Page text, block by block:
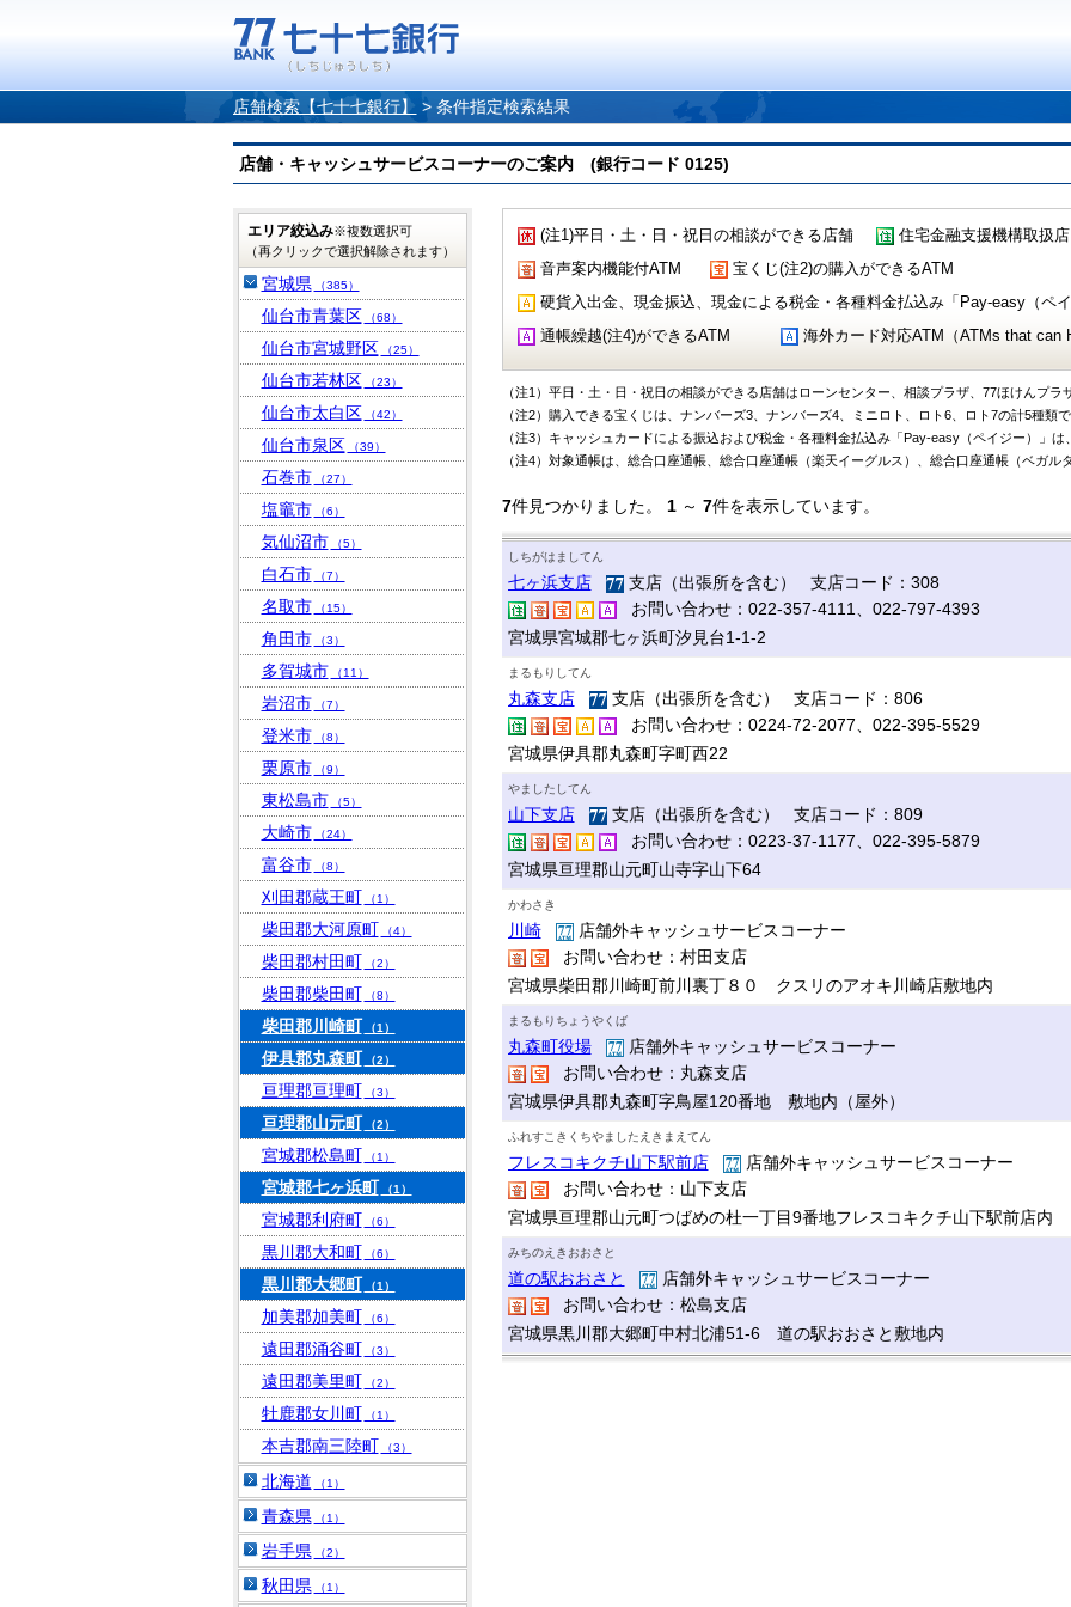
店舗検索【七十七銀行】 > 条件指定検索結果
店舗・キャッシュサービスコーナーのご案内 (銀行コード 0125)
(注1)平日・土・日・祝日の相談ができる店舗 住宅金融支援機構取扱店
音声案内機能付ATM
宝くじ(注2)の購入ができるATM
硬貨入出金、現金振込、現金による税金・各種料金払込み「Pay-easy（ペ
通帳繰越(注4)ができるATM
海外カード対応ATM（ATMs that can
（注1）平日・土・日・祝日の相談ができる店舗はローンセンター、相談プラザ、77ほけんプラ
（注2）購入できる宝くじは、ナンバーズ3、ナンバーズ4、ミニロト、ロト6、ロト7の計5種類で
（注3）キャッシュカードによる振込および税金・各種料金払込み「Pay-easy（ペイジー）」は
（注4）対象通帳は、総合口座通帳、総合口座通帳（楽天イーグルス）、総合口座通帳（ベガル
7件見つかりました。 1～ 7件を表示しています。
しちがはましてん
七ヶ浜支店
支店（出張所を含む） 支店コード：308
お問い合わせ：022-357-4111、022-797-4393
宮城県宮城郡七ヶ浜町汐見台1-1-2
まるもりしてん
丸森支店
支店（出張所を含む） 支店コード：806
お問い合わせ：0224-72-2077、022-395-5529
宮城県伊具郡丸森町字町西22
やましたしてん
山下支店
支店（出張所を含む） 支店コード：809
お問い合わせ：0223-37-1177、022-395-5879
宮城県亘理郡山元町山寺字山下64
かわさき
川崎
店舗外キャッシュサービスコーナー
お問い合わせ：村田支店
宮城県柴田郡川崎町前川裏丁８０ クスリのアオキ川崎店敷地内
まるもりちょうやくば
丸森町役場
店舗外キャッシュサービスコーナー
お問い合わせ：丸森支店
宮城県伊具郡丸森町字鳥屋120番地 敷地内（屋外）
ふれすこきくちやましたえきまえてん
フレスコキクチ山下駅前店
店舗外キャッシュサービスコーナー
お問い合わせ：山下支店
宮城県亘理郡山元町つばめの杜一丁目9番地フレスコキクチ山下駅前店内
みちのえきおおさと
道の駅おおさと
店舗外キャッシュサービスコーナー
お問い合わせ：松島支店
宮城県黒川郡大郷町中村北浦51-6 道の駅おおさと敷地内
エリア絞込み※複数選択可
（再クリックで選択解除されます）
宮城県 （385）
仙台市青葉区 （68）
仙台市宮城野区 （25）
仙台市若林区 （23）
仙台市太白区 （42）
仙台市泉区 （39）
石巻市 （27）
塩竈市 （6）
気仙沼市 （5）
白石市 （7）
名取市 （15）
角田市 （3）
多賀城市 （11）
岩沼市 （7）
登米市 （8）
栗原市 （9）
東松島市 （5）
大崎市 （24）
富谷市 （8）
刈田郡蔵王町 （1）
柴田郡大河原町 （4）
柴田郡村田町 （2）
柴田郡柴田町 （8）
柴田郡川崎町 （1）
伊具郡丸森町 （2）
亘理郡亘理町 （3）
亘理郡山元町 （2）
宮城郡松島町 （1）
宮城郡七ヶ浜町 （1）
宮城郡利府町 （6）
黒川郡大和町 （6）
黒川郡大郷町 （1）
加美郡加美町 （6）
遠田郡涌谷町 （3）
遠田郡美里町 （2）
牡鹿郡女川町 （1）
本吉郡南三陸町 （3）
北海道 （1）
青森県 （1）
岩手県 （2）
秋田県 （1）